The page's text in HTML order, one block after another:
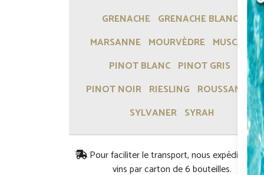
GRENACHE GRENACHE BLANC
MARSANNE MOURVÈDRE MUSCAT
PINOT BLANC PINOT GRIS
PINOT NOIR RIESLING ROUSSANNE
SYLVANER SYRAH
Pour faciliter le transport, nous expédions
vins par carton de 6 bouteilles.